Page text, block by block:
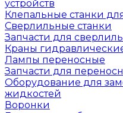
устройств
Клепальные станки
Сверлильные станки
Запчасти для
Краны
Лампы переносные
Запчасти для
Оборудование для
жидкостей
Воронки